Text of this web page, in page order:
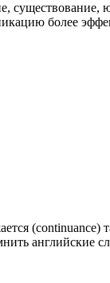
существование,
более
(continuance)
английские